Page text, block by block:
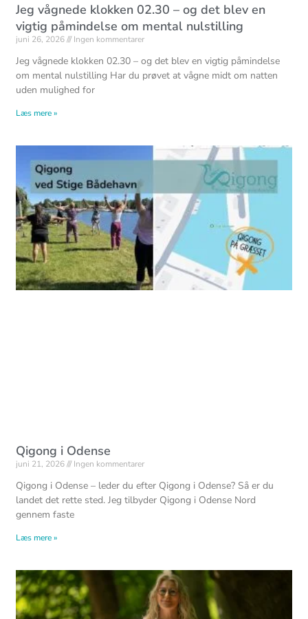
Jeg vågnede klokken 02.30 – og det blev en
vigtig påmindelse om mental nulstilling
juni 26, 2026 Ingen kommentarer
Jeg vågnede klokken 02.30 – og det blev en vigtig påmindelse
om mental nulstilling Har du prøvet at vågne midt om natten
uden mulighed for
Læs mere »
Qigong i Odense
juni 21, 2026 Ingen kommentarer
Qigong i Odense – leder du efter Qigong i Odense? Så er du
landet det rette sted. Jeg tilbyder Qigong i Odense Nord
gennem faste
Læs mere »